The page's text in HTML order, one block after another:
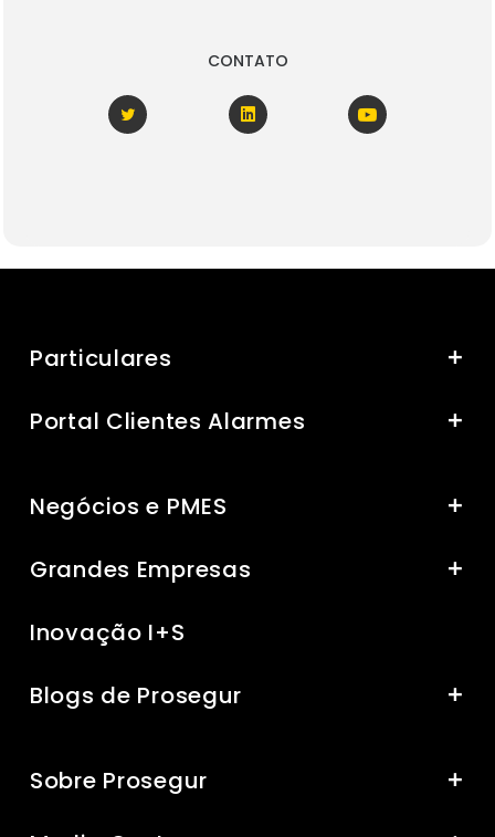
CONTATO
Particulares
Portal Clientes Alarmes
Negócios e PMES
Grandes Empresas
Inovação I+S
Blogs de Prosegur
Sobre Prosegur